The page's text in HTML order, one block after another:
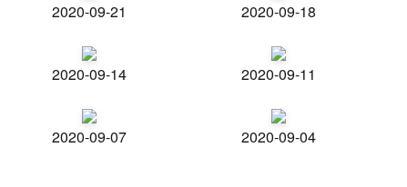
2020-09-21 2020-09-18
2020-09-14 2020-09-11
2020-09-07 2020-09-04